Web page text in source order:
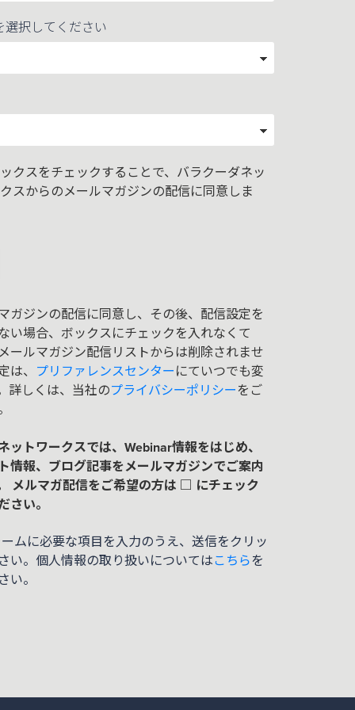
選択してください
クスをチェックすることで、バラクーダネッ
スからのメールマガジンの配信に同意しま
ガジンの配信に同意し、その後、配信設定を
い場合、ボックスにチェックを入れなくて
ールマガジン配信リストからは削除されませ
は、 プリファレンスセンターにていつでも変
詳しくは、当社のプライバシーポリシーをご
ットワークスでは、Webinar情報をはじめ、
情報、ブログ記事をメールマガジンでご案内
メルマガ配信をご希望の方は □ にチェック
さい。
ムに必要な項目を入力のうえ、送信をクリッ
い。個人情報の取り扱いについてはこちらを
い。